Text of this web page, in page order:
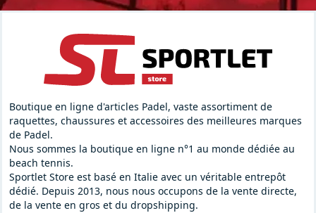
Boutique en ligne d'articles Padel, vaste assortiment de
raquettes, chaussures et accessoires des meilleures marques
de Padel.
Nous sommes la boutique en ligne n°1 au monde dédiée au
beach tennis.
Sportlet Store est basé en Italie avec un véritable entrepôt
dédié. Depuis 2013, nous nous occupons de la vente directe,
de la vente en gros et du dropshipping.